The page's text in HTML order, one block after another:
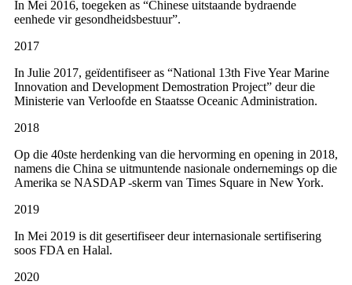
In Mei 2016, toegeken as “Chinese uitstaande bydraende
eenhede vir gesondheidsbestuur”.
2017
In Julie 2017, geïdentifiseer as “National 13th Five Year Marine
Innovation and Development Demostration Project” deur die
Ministerie van Verloofde en Staatsse Oceanic Administration.
2018
Op die 40ste herdenking van die hervorming en opening in 2018,
namens die China se uitmuntende nasionale ondernemings op die
Amerika se NASDAP -skerm van Times Square in New York.
2019
In Mei 2019 is dit gesertifiseer deur internasionale sertifisering
soos FDA en Halal.
2020